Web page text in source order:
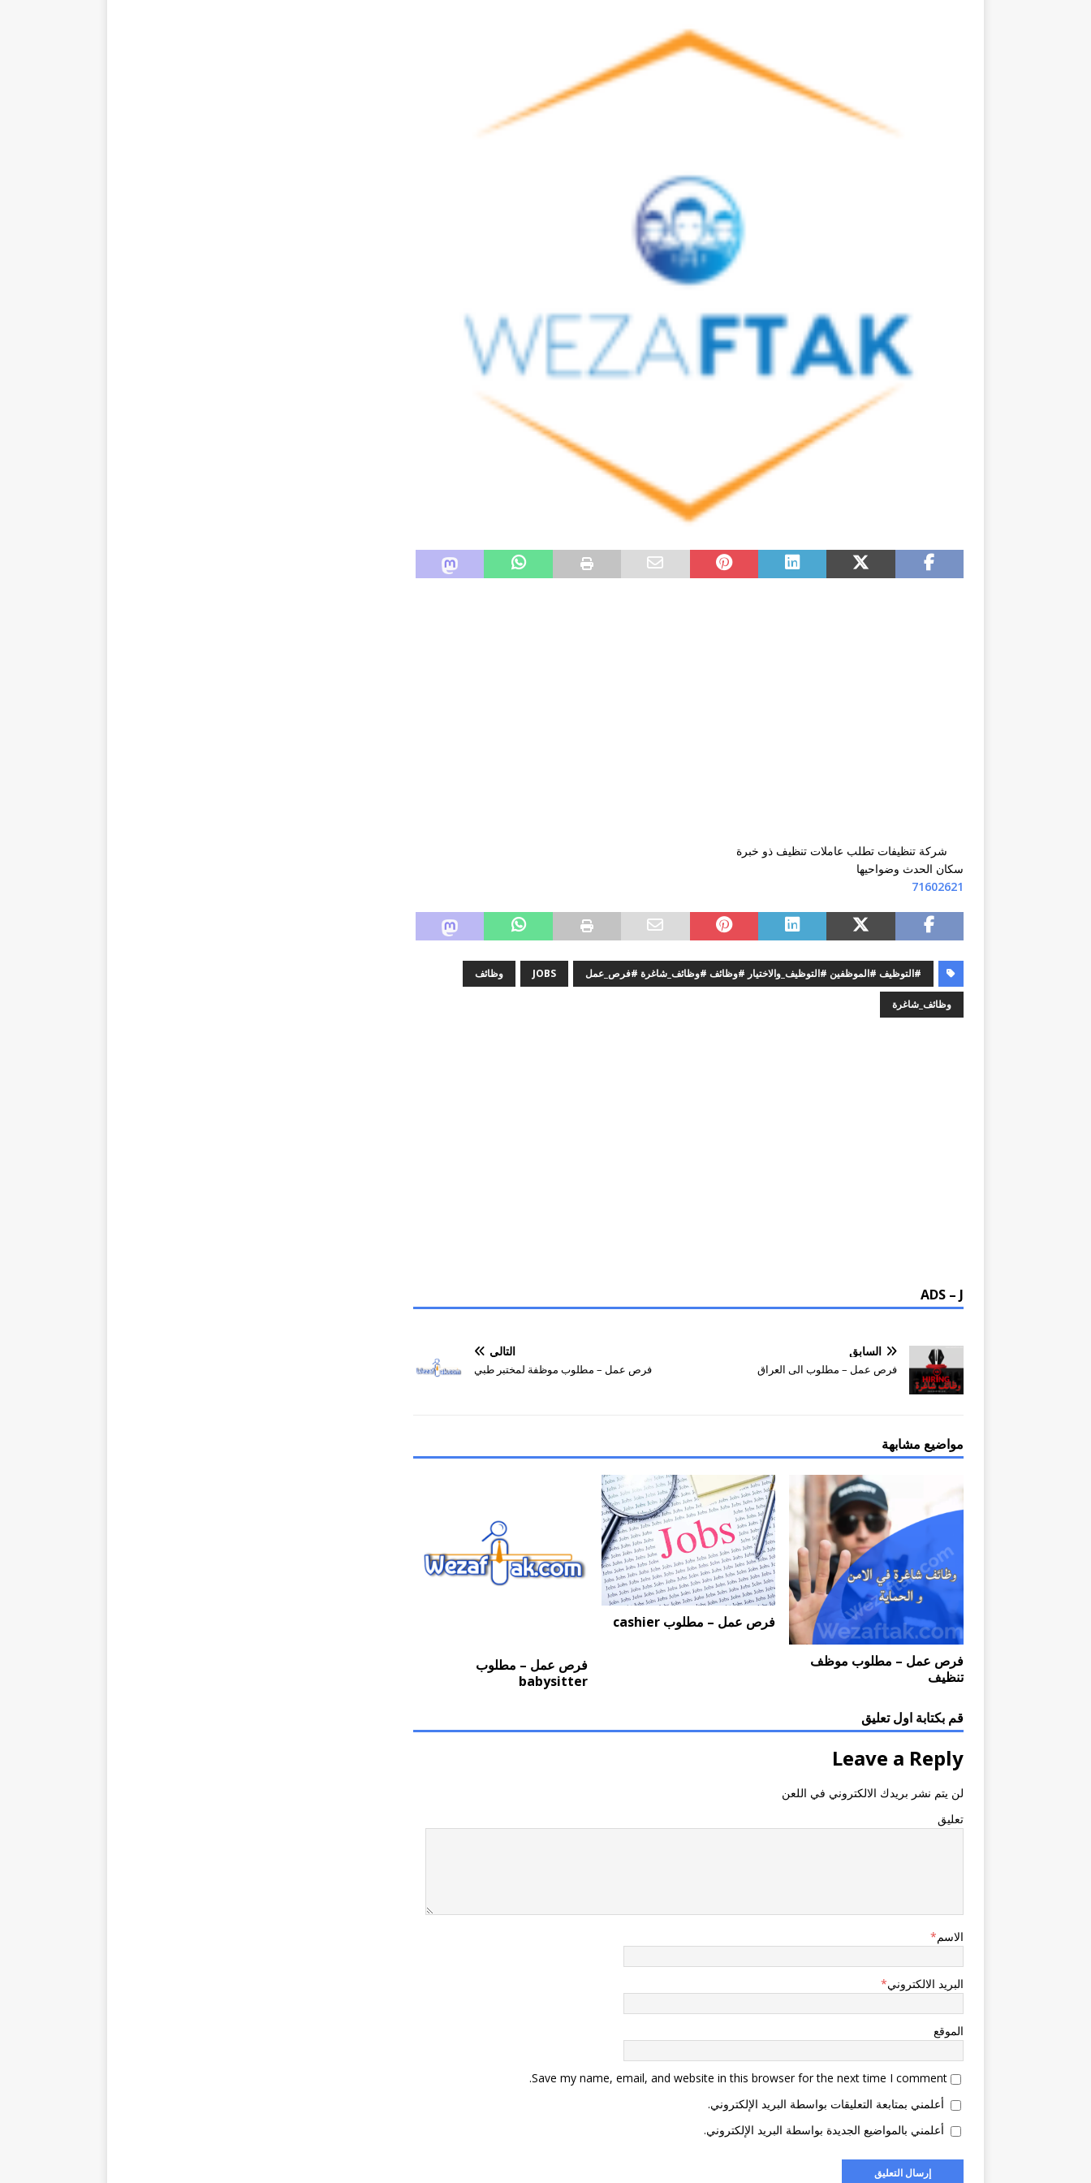
شركة تنظيفات تطلب عاملات تنظيف ذو خبرة
سكان الحدث وضواحيها
71602621
#التوظيف #الموظفين #التوظيف_والاختيار #وظائف #وظائف_شاغرة #فرص_عمل JOBS وظائف
وظائف_شاغرة
ADS – J
السابق
فرص عمل – مطلوب الى العراق
التالي
فرص عمل – مطلوب موظفة لمختبر طبي
مواضيع مشابهة
فرص عمل – مطلوب موظف
تنظيف
فرص عمل – مطلوب cashier
فرص عمل – مطلوب
babysitter
قم بكتابة اول تعليق
Leave a Reply
لن يتم نشر بريدك الالكتروني في اللعن
تعليق
الاسم*
البريد الالكتروني*
الموقع
Save my name, email, and website in this browser for the next time I comment.
أعلمني بمتابعة التعليقات بواسطة البريد الإلكتروني.
أعلمني بالمواضيع الجديدة بواسطة البريد الإلكتروني.